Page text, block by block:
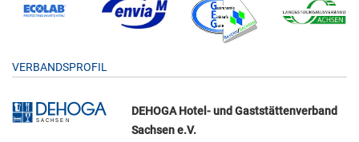
VERBANDSPROFIL
DEHOGA Hotel- und Gaststättenverband
Sachsen e.V.